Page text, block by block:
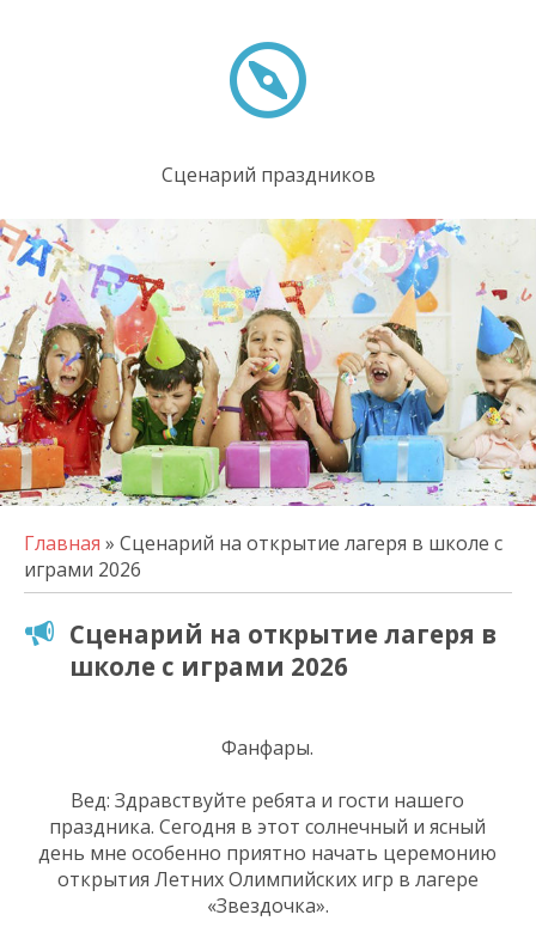
Сценарий праздников
Главная » Сценарий на открытие лагеря в школе с
играми 2026
Сценарий на открытие лагеря в
школе с играми 2026
Фанфары.
Вед: Здравствуйте ребята и гости нашего
праздника. Сегодня в этот солнечный и ясный
день мне особенно приятно начать церемонию
открытия Летних Олимпийских игр в лагере
«Звездочка».